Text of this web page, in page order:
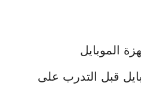
الموبايل
قبل التدرب على